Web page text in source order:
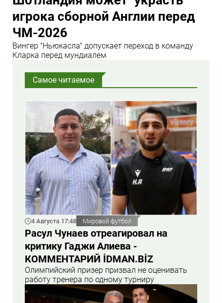
игрока сборной Англии перед
ЧМ-2026
Вингер "Ньюкасла" допускает переход в команду
Кларка перед мундиалем
Самое читаемое
4 Августа 17:48 Мировой футбол
Расул Чунаев отреагировал на
критику Гаджи Алиева -
КОММЕНТАРИЙ İDMAN.BİZ
Олимпийский призер призвал не оценивать
работу тренера по одному турниру